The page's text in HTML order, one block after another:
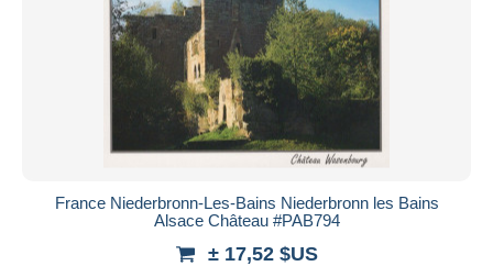
France Niederbronn-Les-Bains Niederbronn les Bains
Alsace Château #PAB794
± 17,52 $US